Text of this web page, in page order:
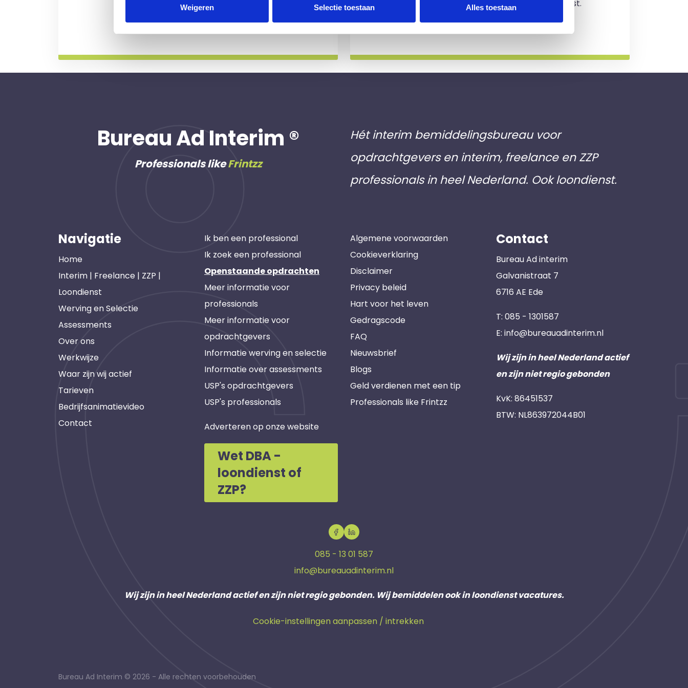
Weigeren Selectie toestaan Alles toestaan
professional voor u aan de slag gaat.
aan inschrijving en je zit nergens aan vast.
Bureau Ad Interim ®
Professionals likeFrintzz
Hét interim bemiddelingsbureau voor
opdrachtgevers en interim, freelance en ZZP
professionals in heel Nederland. Ook loondienst.
Navigatie
Home
Interim | Freelance | ZZP |
Loondienst
Werving en Selectie
Assessments
Over ons
Werkwijze
Waar zijn wij actief
Tarieven
Bedrijfsanimatievideo
Contact
Ik ben een professional
Ik zoek een professional
Openstaande opdrachten
Meer informatie voor
professionals
Meer informatie voor
opdrachtgevers
Informatie werving en selectie
Informatie over assessments
USP's opdrachtgevers
USP's professionals
Adverteren op onze website
Wet DBA -
loondienst of
ZZP?
Algemene voorwaarden
Cookieverklaring
Disclaimer
Privacy beleid
Hart voor het leven
Gedragscode
FAQ
Nieuwsbrief
Blogs
Geld verdienen met een tip
Professionals like Frintzz
Contact
Bureau Ad interim
Galvanistraat 7
6716 AE Ede
T: 085 - 1301587
E: info@bureauadinterim.nl
Wij zijn in heel Nederland actief
en zijn niet regio gebonden
KvK: 86451537
BTW: NL863972044B01
085 - 13 01 587
info@bureauadinterim.nl
Wij zijn in heel Nederland actief en zijn niet regio gebonden. Wij bemiddelen ook in loondienst vacatures.
Cookie-instellingen aanpassen / intrekken
Bureau Ad Interim © 2026 - Alle rechten voorbehouden